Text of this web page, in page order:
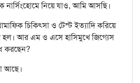
নার্সিংহোমে নিয়ে যাও, আমি আসছি।
চিকিৎসা ও টেস্ট ইত্যাদি করিয়ে
হল। আর এম ও এসে হাসিমুখে জিগ্যেস
করছেন?
আছে।